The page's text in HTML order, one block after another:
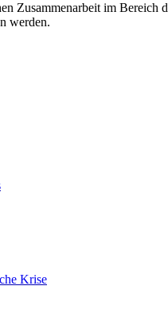
Zusammenarbeit im
werden.
Krise